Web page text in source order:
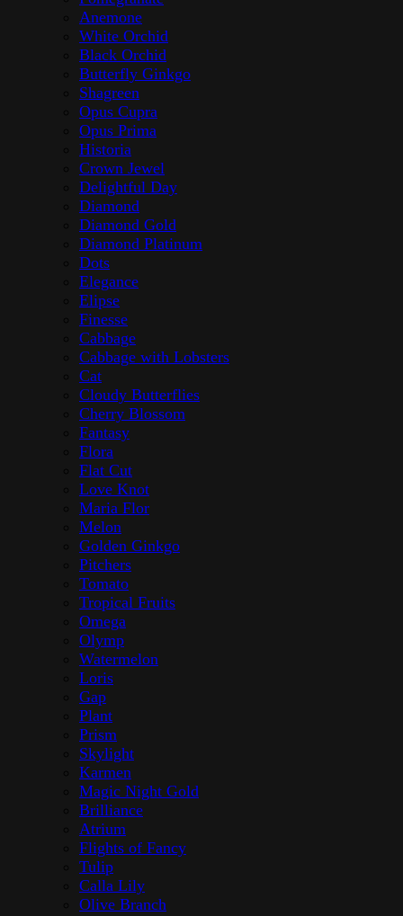
Anemone
White Orchid
Black Orchid
Butterfly Ginkgo
Shagreen
Opus Cupra
Opus Prima
Historia
Crown Jewel
Delightful Day
Diamond
Diamond Gold
Diamond Platinum
Dots
Elegance
Elipse
Finesse
Cabbage
Cabbage with Lobsters
Cat
Cloudy Butterflies
Cherry Blossom
Fantasy
Flora
Flat Cut
Love Knot
Maria Flor
Melon
Golden Ginkgo
Pitchers
Tomato
Tropical Fruits
Omega
Olymp
Watermelon
Loris
Gap
Plant
Prism
Skylight
Karmen
Magic Night Gold
Brilliance
Atrium
Flights of Fancy
Tulip
Calla Lily
Olive Branch